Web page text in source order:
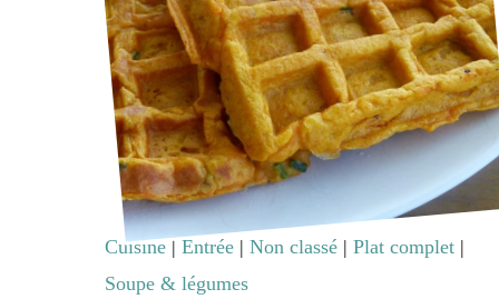
Cuisine | Entrée | Non classé | Plat complet |
Soupe & légumes